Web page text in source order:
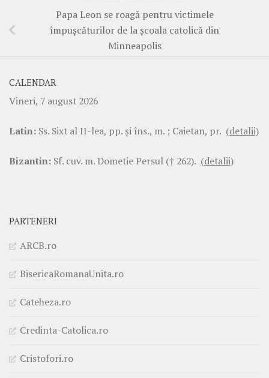
Papa Leon se roagă pentru victimele
împușcăturilor de la școala catolică din
Minneapolis
CALENDAR
Vineri, 7 august 2026
Latin: Ss. Sixt al II-lea, pp. şi îns., m. ; Caietan, pr. (detalii)
Bizantin: Sf. cuv. m. Dometie Persul († 262). (detalii)
PARTENERI
ARCB.ro
BisericaRomanaUnita.ro
Cateheza.ro
Credinta-Catolica.ro
Cristofori.ro